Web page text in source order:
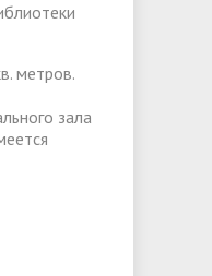
метров.
зала